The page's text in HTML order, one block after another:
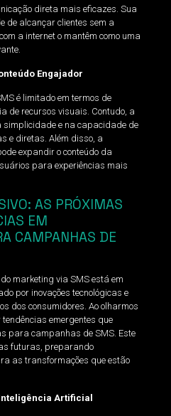
direta mais eficazes. Sua
de alcançar clientes sem a
a internet o mantêm como uma
Engajador
é limitado em termos de
de recursos visuais. Contudo, a
simplicidade e na capacidade de
e diretas. Além disso, a
expandir o conteúdo da
para experiências mais
AS PRÓXIMAS
EM
CAMPANHAS DE
marketing via SMS está em
por inovações tecnológicas e
dos consumidores. Ao olharmos
emergentes que
para campanhas de SMS. Este
futuras, preparando
as transformações que estão
Artificial